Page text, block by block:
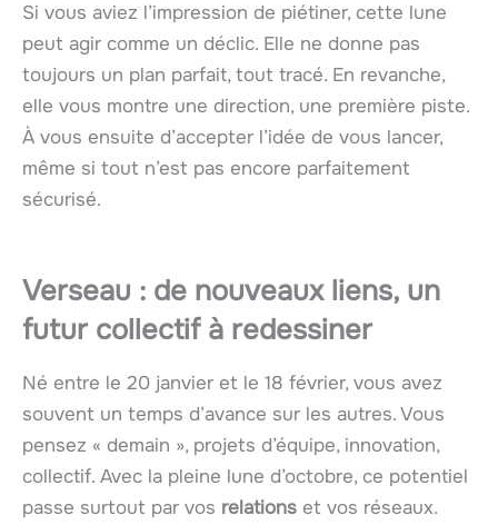
Si vous aviez l’impression de piétiner, cette lune
peut agir comme un déclic. Elle ne donne pas
toujours un plan parfait, tout tracé. En revanche,
elle vous montre une direction, une première piste.
À vous ensuite d’accepter l’idée de vous lancer,
même si tout n’est pas encore parfaitement
sécurisé.
Verseau : de nouveaux liens, un
futur collectif à redessiner
Né entre le 20 janvier et le 18 février, vous avez
souvent un temps d’avance sur les autres. Vous
pensez « demain », projets d’équipe, innovation,
collectif. Avec la pleine lune d’octobre, ce potentiel
passe surtout par vos relations et vos réseaux.